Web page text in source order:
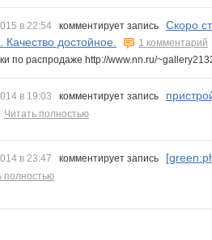
в 22:54 комментирует запись Скоро
достойное.
1 комментарий
по распродаже http://www.nn.ru/
в 19:03 комментирует запись
Читать полностью
в 23:47 комментирует запись
полностью